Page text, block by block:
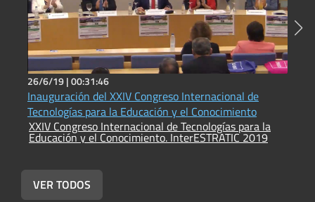
26/6/19 |00:31:46
Inauguración del XXIV Congreso Internacional de
Tecnologías para la Educación y el Conocimiento
XXIV Congreso Internacional de Tecnologías para la
Educación y el Conocimiento. InterESTRATIC 2019
VER TODOS